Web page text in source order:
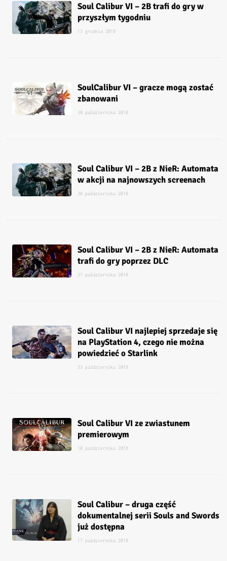
Soul Calibur VI – 2B trafi do gry w
przyszłym tygodniu
13 grudnia 2018
SoulCalibur VI – gracze mogą zostać
zbanowani
30 października 2018
Soul Calibur VI – 2B z NieR: Automata
w akcji na najnowszych screenach
30 października 2018
Soul Calibur VI – 2B z NieR: Automata
trafi do gry poprzez DLC
27 października 2018
Soul Calibur VI najlepiej sprzedaje się
na PlayStation 4, czego nie można
powiedzieć o Starlink
23 października 2018
Soul Calibur VI ze zwiastunem
premierowym
18 października 2018
Soul Calibur – druga część
dokumentalnej serii Souls and Swords
już dostępna
17 października 2018